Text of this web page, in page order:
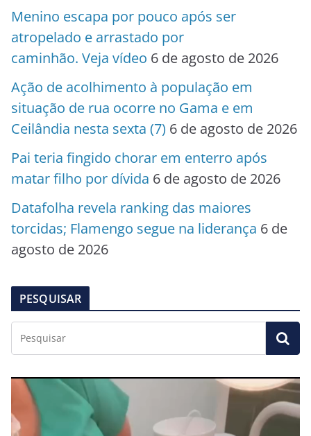
Menino escapa por pouco após ser
atropelado e arrastado por
caminhão. Veja vídeo 6 de agosto de 2026
Ação de acolhimento à população em
situação de rua ocorre no Gama e em
Ceilândia nesta sexta (7) 6 de agosto de 2026
Pai teria fingido chorar em enterro após
matar filho por dívida 6 de agosto de 2026
Datafolha revela ranking das maiores
torcidas; Flamengo segue na liderança 6 de
agosto de 2026
PESQUISAR